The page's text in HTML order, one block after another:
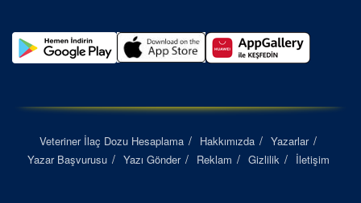
Veteriner İlaç Dozu Hesaplama Hakkımızda
Yazarlar
Yazar Başvurusu
Yazı Gönder Reklam Gizlilik İletişim